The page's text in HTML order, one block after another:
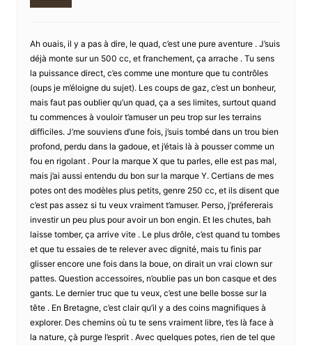
Ah ouais, il y a pas à dire, le quad, c’est une pure aventure . J’suis
déjà monte sur un 500 cc, et franchement, ça arrache . Tu sens
la puissance direct, c’es comme une monture que tu contrôles
(oups je m’éloigne du sujet). Les coups de gaz, c’est un bonheur,
mais faut pas oublier qu’un quad, ça a ses limites, surtout quand
tu commences à vouloir t’amuser un peu trop sur les terrains
difficiles. J’me souviens d’une fois, j’suis tombé dans un trou bien
profond, perdu dans la gadoue, et j’étais là à pousser comme un
fou en rigolant . Pour la marque X que tu parles, elle est pas mal,
mais j’ai aussi entendu du bon sur la marque Y. Certians de mes
potes ont des modèles plus petits, genre 250 cc, et ils disent que
c’est pas assez si tu veux vraiment t’amuser. Perso, j’préfererais
investir un peu plus pour avoir un bon engin. Et les chutes, bah
laisse tomber, ça arrive vite . Le plus drôle, c’est quand tu tombes
et que tu essaies de te relever avec dignité, mais tu finis par
glisser encore une fois dans la boue, on dirait un vrai clown sur
pattes. Question accessoires, n’oublie pas un bon casque et des
gants. Le dernier truc que tu veux, c’est une belle bosse sur la
tête . En Bretagne, c’est clair qu’il y a des coins magnifiques à
explorer. Des chemins où tu te sens vraiment libre, t’es là face à
la nature, çà purge l’esprit . Avec quelques potes, rien de tel que